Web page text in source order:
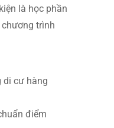
là học phần
trình
di cư hàng
điểm